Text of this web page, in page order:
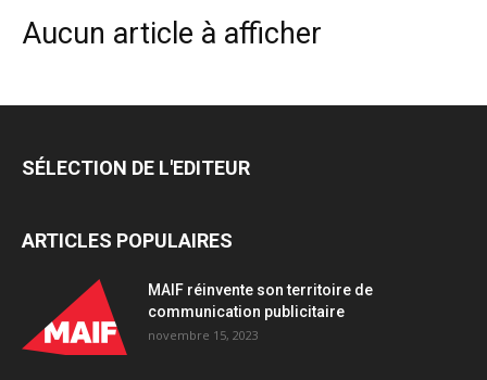
Aucun article à afficher
SÉLECTION DE L'EDITEUR
ARTICLES POPULAIRES
MAIF réinvente son territoire de
communication publicitaire
novembre 15, 2023